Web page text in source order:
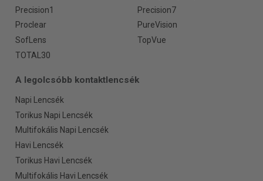
Precision1
Precision7
Proclear
PureVision
SofLens
TopVue
TOTAL30
A legolcsóbb kontaktlencsék
Napi Lencsék
Torikus Napi Lencsék
Multifokális Napi Lencsék
Havi Lencsék
Torikus Havi Lencsék
Multifokális Havi Lencsék